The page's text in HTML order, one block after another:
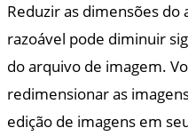
Reduzir as dimensões do
razoável pode diminuir
do arquivo de imagem.
redimensionar as
edição de imagens em